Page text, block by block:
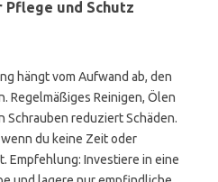
und Schutz
hängt vom Aufwand ab, den
Regelmäßiges Reinigen, Ölen
Schrauben reduziert Schäden.
du keine Zeit oder
Empfehlung: Investiere in eine